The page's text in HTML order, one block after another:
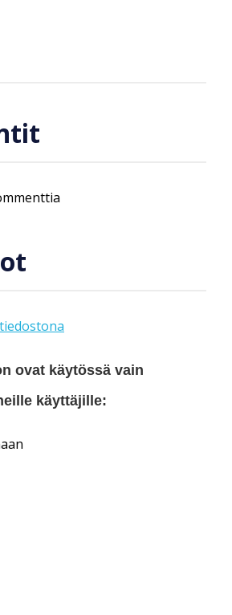
ovat käytössä vain
käyttäjille: